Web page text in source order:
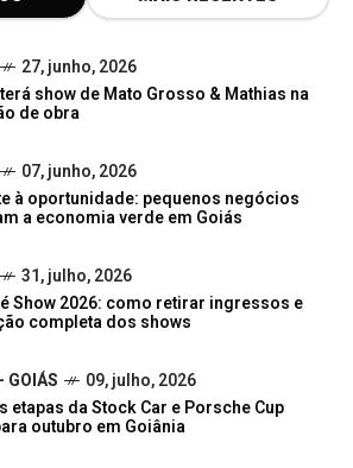
27, junho, 2026
show de Mato Grosso & Mathias na
de obra
07, junho, 2026
à oportunidade: pequenos negócios
a economia verde em Goiás
31, julho, 2026
Show 2026: como retirar ingressos e
completa dos shows
GOIÁS
09, julho, 2026
etapas da Stock Car e Porsche Cup
outubro em Goiânia